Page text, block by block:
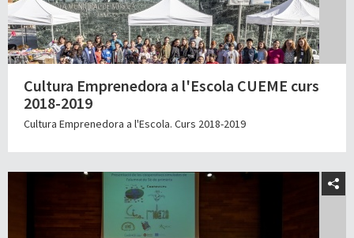
Cultura Emprenedora a l'Escola CUEME curs
2018-2019
Cultura Emprenedora a l'Escola. Curs 2018-2019